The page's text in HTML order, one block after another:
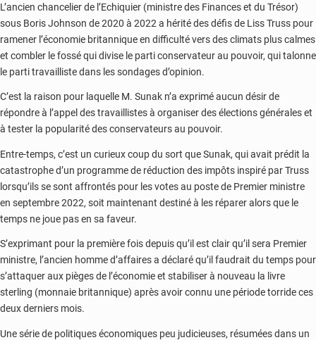
L’ancien chancelier de l’Echiquier (ministre des Finances et du Trésor)
sous Boris Johnson de 2020 à 2022 a hérité des défis de Liss Truss pour
ramener l’économie britannique en difficulté vers des climats plus calmes
et combler le fossé qui divise le parti conservateur au pouvoir, qui talonne
le parti travailliste dans les sondages d’opinion.
C’est la raison pour laquelle M. Sunak n’a exprimé aucun désir de
répondre à l’appel des travaillistes à organiser des élections générales et
à tester la popularité des conservateurs au pouvoir.
Entre-temps, c’est un curieux coup du sort que Sunak, qui avait prédit la
catastrophe d’un programme de réduction des impôts inspiré par Truss
lorsqu’ils se sont affrontés pour les votes au poste de Premier ministre
en septembre 2022, soit maintenant destiné à les réparer alors que le
temps ne joue pas en sa faveur.
S’exprimant pour la première fois depuis qu’il est clair qu’il sera Premier
ministre, l’ancien homme d’affaires a déclaré qu’il faudrait du temps pour
s’attaquer aux pièges de l’économie et stabiliser à nouveau la livre
sterling (monnaie britannique) après avoir connu une période torride ces
deux derniers mois.
Une série de politiques économiques peu judicieuses, résumées dans un